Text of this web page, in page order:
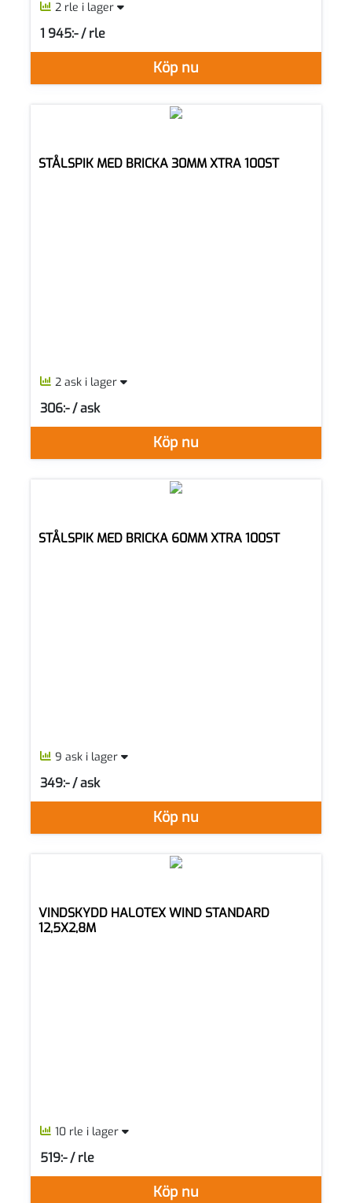
2 rle i lager
Köp nu
1 945:- / rle
SEK per RLE
STÅLSPIK MED BRICKA 30MM XTRA 100ST
2 ask i lager
Köp nu
306:- / ask
SEK per ASK
STÅLSPIK MED BRICKA 60MM XTRA 100ST
9 ask i lager
Köp nu
349:- / ask
SEK per ASK
VINDSKYDD HALOTEX WIND STANDARD
12,5X2,8M
10 rle i lager
Köp nu
519:- / rle
SEK per RLE